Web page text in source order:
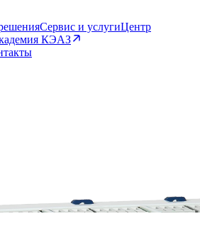
Сервис и услугиЦентр
КЭАЗ